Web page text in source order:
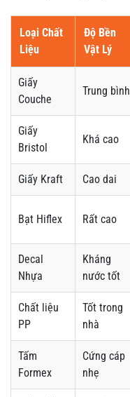
Loại Chất
Liệu
Độ Bền
Vật Lý
Giấy
Couche
Trung bình
Giấy
Bristol
Khá cao
Giấy Kraft Cao dai
Bạt Hiflex Rất cao
Decal
Nhựa
Kháng
nước tốt
Chất liệu
PP
Tốt trong
nhà
Tấm
Formex
Cứng cáp
nhẹ